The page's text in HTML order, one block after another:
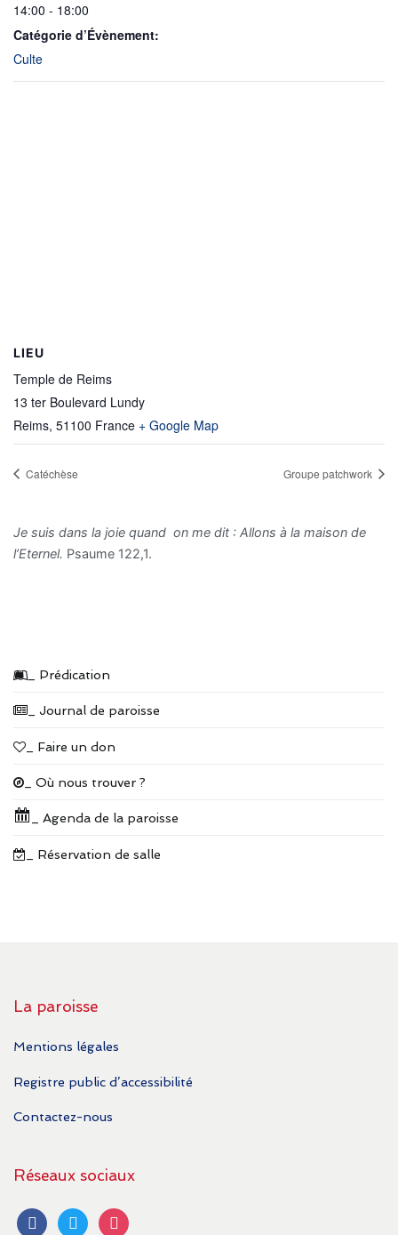
14:00 - 18:00
Catégorie d’Évènement:
Culte
LIEU
Temple de Reims
13 ter Boulevard Lundy
Reims, 51100 France + Google Map
Catéchèse Groupe patchwork
Je suis dans la joie quand on me dit : Allons à la maison de
l’Eternel. Psaume 122,1.
_ Prédication
_ Journal de paroisse
_ Faire un don
_ Où nous trouver ?
_ Agenda de la paroisse
_ Réservation de salle
La paroisse
Mentions légales
Registre public d’accessibilité
Contactez-nous
Réseaux sociaux
facebooktwitter instagram